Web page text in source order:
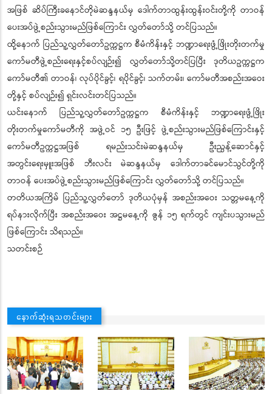
အဖြစ် ဆိပ်ကြီးခနောင်တိုမဲဆန္ဒနယ်မှ ဒေါက်တာထွန်းထွန်းဝင်းတို့ကို တာဝန်
ပေးအပ်ဖွဲ့စည်းသွားမည်ဖြစ်ကြောင်း လွှတ်တော်သို့ တင်ပြသည်။
ထို့နောက် ပြည်သူ့လွှတ်တော်ဥက္ကဋ္ဌက စီမံကိန်းနှင့် ဘဏ္ဍာရေးဖွံ့ဖြိုးတိုးတက်မှု
ကော်မတီဖွဲ့စည်းရေးနှင့်စပ်လျဉ်း၍ လွှတ်တော်သို့တင်ပြပြီး ဒုတိယဥက္ကဋ္ဌက
ကော်မတီ၏ တာဝန်၊ လုပ်ပိုင်ခွင့်၊ ရပိုင်ခွင့်၊ သက်တမ်း၊ ကော်မတီအစည်းအဝေး
တို့နှင့် စပ်လျဉ်း၍ ရှင်းလင်းတင်ပြသည်။
ယင်းနောက် ပြည်သူ့လွှတ်တော်ဥက္ကဋ္ဌက စီမံကိန်းနှင့် ဘဏ္ဍာရေးဖွံ့ဖြိုး
တိုးတက်မှုကော်မတီကို အဖွဲ့ဝင် ၁၅ ဦးဖြင့် ဖွဲ့စည်းသွားမည်ဖြစ်ကြောင်းနှင့်
ကော်မတီဥက္ကဋ္ဌအဖြစ် ရမည်းသင်းမဲဆန္ဒနယ်မှ ဦးညွန့်ဆောင်နှင့်
အတွင်းရေးမှူးအဖြစ် ဘီးလင်း မဲဆန္ဒနယ်မှ ဒေါက်တာခင်မောင်သွင်တို့ကို
တာဝန် ပေးအပ်ဖွဲ့စည်းသွားမည်ဖြစ်ကြောင်း လွှတ်တော်သို့ တင်ပြသည်။
တတိယအကြိမ် ပြည်သူ့လွှတ်တော် ဒုတိယပုံမှန် အစည်းအဝေး သတ္တမနေ့ကို
ရပ်နားလိုက်ပြီး အစည်းအဝေး အဋ္ဌမနေ့ကို ဇွန် ၁၅ ရက်တွင် ကျင်းပသွားမည်
ဖြစ်ကြောင်း သိရသည်။
သတင်းစဉ်
နောက်ဆုံးရသတင်းများ